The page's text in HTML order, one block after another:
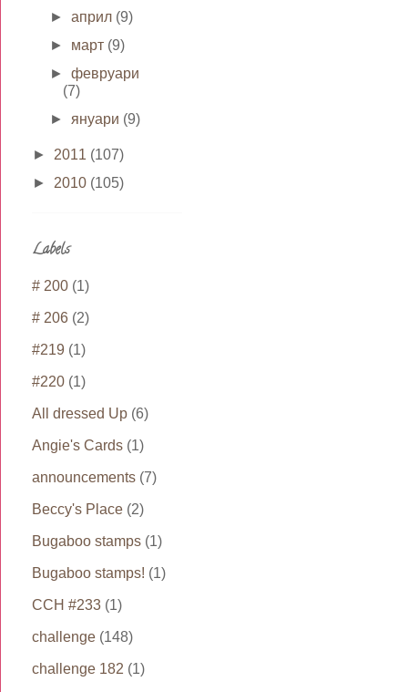
►април (9)
► март (9)
►февруари
(7)
► януари (9)
► 2011 (107)
► 2010 (105)
Labels
# 200 (1)
# 206 (2)
#219 (1)
#220 (1)
All dressed Up (6)
Angie's Cards (1)
announcements (7)
Beccy's Place (2)
Bugaboo stamps (1)
Bugaboo stamps! (1)
CCH #233 (1)
challenge (148)
challenge 182 (1)